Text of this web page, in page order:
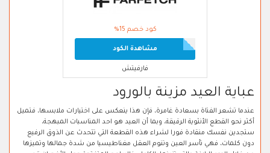
كود خصم 15%
مشاهدة الكود
فارفيتش
عباية العيد مزينة بالورود
عندما تشعر الفتاة بسعادة غامرة، فإن هذا ينعكس على اختيارات ملابسها، فتميل
أكثر نحو القطع الأنثوية الرقيقة، وبما أن العيد هو احد المناسبات المبهجة،
ستجدين نفسك منقادة فورا لشراء هذه القطعة التي تتحدث عن الذوق الرفيع
دون كلمات، فهي تأسر العين وتنوم العقل مغناطيسيا من شدة جمالها وتميزها